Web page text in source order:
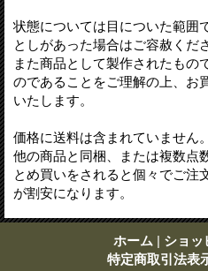
状態については目についた範囲
としがあった場合はご容赦くだ
また商品として製作されたもの
のであることをご理解の上、お
いたします。
価格に送料は含まれていません。
他の商品と同梱、または複数点
とめ買いをされると個々でご注
が割安になります。
ホーム | ショッ
特定商取引法表